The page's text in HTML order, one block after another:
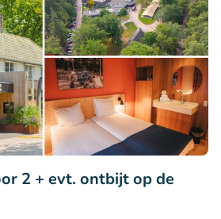
2 + evt. ontbijt op de